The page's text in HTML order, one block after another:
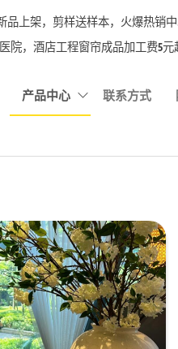
品上架，剪样送样本，火爆热销
院，酒店工程窗帘成品加工费5元
产品中心 联系方式